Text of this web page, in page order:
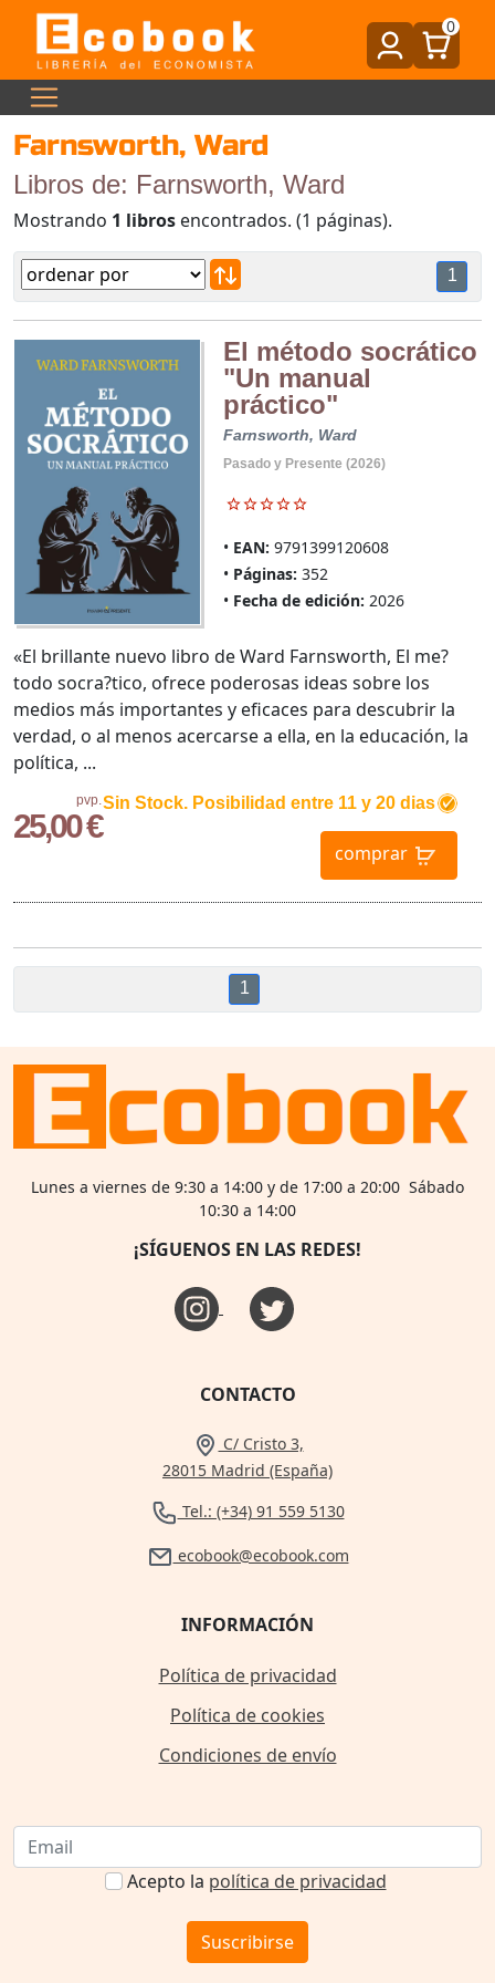
0
Farnsworth, Ward
Libros de: Farnsworth, Ward
Mostrando 1 libros encontrados. (1 páginas).
1
El método socrático
"Un manual
práctico"
Farnsworth, Ward
Pasado y Presente (2026)
EAN: 9791399120608
Páginas: 352
Fecha de edición: 2026
pvp.
25,00 €
Sin Stock. Posibilidad entre 11 y 20 dias
comprar
«El brillante nuevo libro de Ward Farnsworth, El me?
todo socra?tico, ofrece poderosas ideas sobre los
medios más importantes y eficaces para descubrir la
verdad, o al menos acercarse a ella, en la educación, la
política, ...
1
Lunes a viernes de 9:30 a 14:00 y de 17:00 a 20:00 Sábado
10:30 a 14:00
¡SÍGUENOS EN LAS REDES!
CONTACTO
C/ Cristo 3,
28015 Madrid (España)
Tel.: (+34) 91 559 5130
ecobook@ecobook.com
INFORMACIÓN
Política de privacidad
Política de cookies
Condiciones de envío
Acepto la política de privacidad
Suscribirse